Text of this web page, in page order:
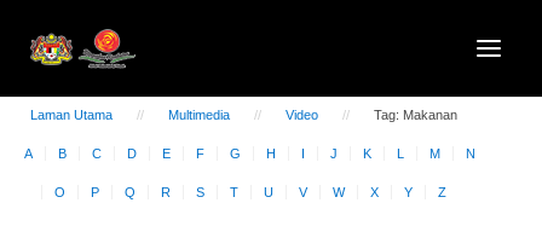
Laman Utama Multimedia Video Tag: Makanan
A B C D E F G H I J K L M N
O P Q R S T U V W X Y Z